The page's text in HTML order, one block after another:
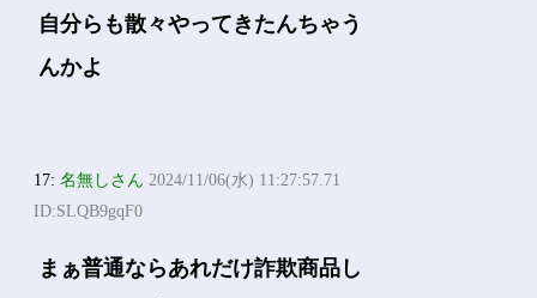
自分らも散々やってきたんちゃう
んかよ
17:名無しさん 2024/11/06(水) 11:27:57.71
ID:SLQB9gqF0
まぁ普通ならあれだけ詐欺商品し